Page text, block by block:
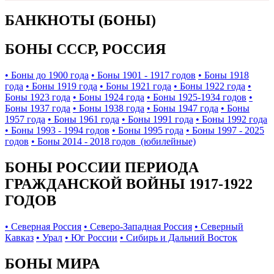
БАНКНОТЫ (БОНЫ)
БОНЫ СССР, РОССИЯ
• Боны до 1900 года • Боны 1901 - 1917 годов • Боны 1918
года • Боны 1919 года • Боны 1921 года • Боны 1922 года •
Боны 1923 года • Боны 1924 года • Боны 1925-1934 годов •
Боны 1937 года • Боны 1938 года • Боны 1947 года • Боны
1957 года • Боны 1961 года • Боны 1991 года • Боны 1992 года
• Боны 1993 - 1994 годов • Боны 1995 года • Боны 1997 - 2025
годов • Боны 2014 - 2018 годов (юбилейные)
БОНЫ РОССИИ ПЕРИОДА
ГРАЖДАНСКОЙ ВОЙНЫ 1917-1922
ГОДОВ
• Северная Россия • Северо-Западная Россия • Северный
Кавказ • Урал • Юг России • Сибирь и Дальний Восток
БОНЫ МИРА